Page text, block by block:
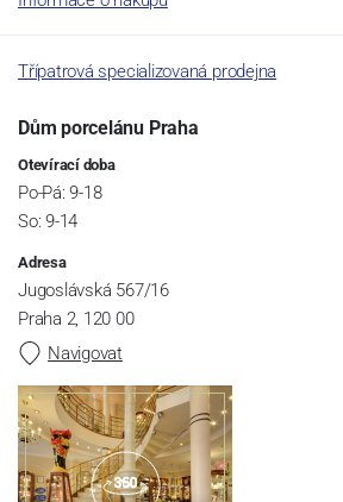
Třípatrová specializovaná prodejna
Dům porcelánu Praha
Otevírací doba
Po-Pá: 9-18
So: 9-14
Adresa
Jugoslávská 567/16
Praha 2, 120 00
Navigovat